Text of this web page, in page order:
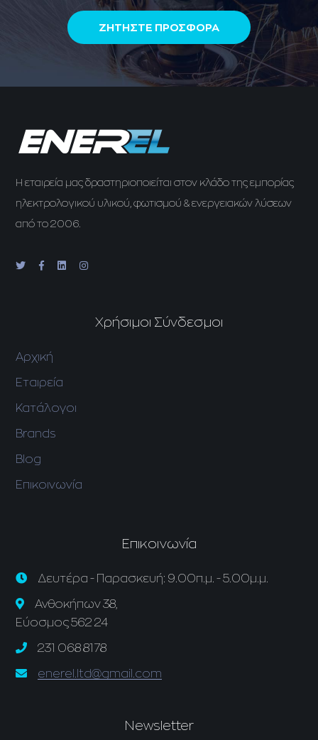
ΖΗΤΗΣΤΕ ΠΡΟΣΦΟΡΑ
H εταιρεία μας δραστηριοποιείται στον κλάδο της εμπορίας
ηλεκτρολογικού υλικού, φωτισμού & ενεργειακών λύσεων
από το 2006.
Χρήσιμοι Σύνδεσμοι
Αρχική
Εταιρεία
Κατάλογοι
Brands
Blog
Επικοινωνία
Επικοινωνία
Δευτέρα - Παρασκευή: 9.00π.μ. - 5.00μ.μ.
Ανθοκήπων 38,
Εύοσμος 562 24
231 068 8178
enerel.ltd@gmail.com
Newsletter